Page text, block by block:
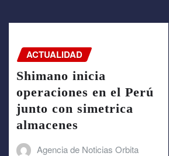
ACTUALIDAD
Shimano inicia
operaciones en el Perú
junto con simetrica
almacenes
Agencia de Noticias Orbita